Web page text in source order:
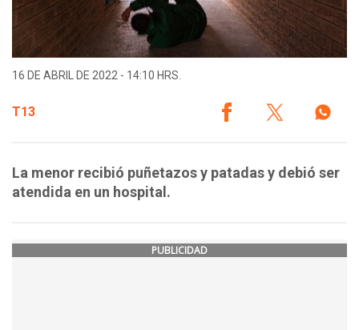
16 DE ABRIL DE 2022 - 14:10 HRS.
T13
La menor recibió puñetazos y patadas y debió ser
atendida en un hospital.
PUBLICIDAD